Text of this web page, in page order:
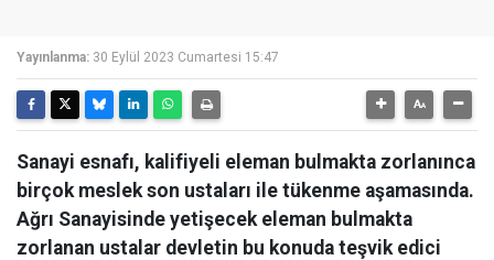
Yayınlanma: 30 Eylül 2023 Cumartesi 15:47
Sanayi esnafı, kalifiyeli eleman bulmakta zorlanınca
birçok meslek son ustaları ile tükenme aşamasında.
Ağrı Sanayisinde yetişecek eleman bulmakta
zorlanan ustalar devletin bu konuda teşvik edici